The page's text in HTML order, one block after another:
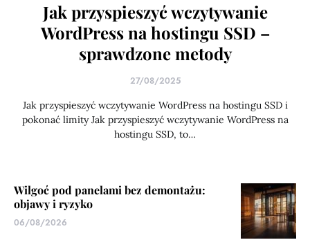
Jak przyspieszyć wczytywanie
WordPress na hostingu SSD –
sprawdzone metody
27/08/2025
Jak przyspieszyć wczytywanie WordPress na hostingu SSD i
pokonać limity Jak przyspieszyć wczytywanie WordPress na
hostingu SSD, to…
Wilgoć pod panelami bez demontażu:
objawy i ryzyko
06/08/2026